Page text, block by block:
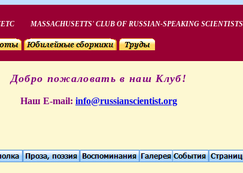
MASSACHUSETTS' CLUB OF RUSSIAN-SPEAKING SCIENTISTS
Добро пожаловать в наш Клуб!
Наш Е-mail: info@russianscientist.org